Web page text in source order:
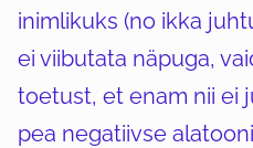
inimlikuks (no ikka
ei viibutata näpuga,
toetust, et enam nii ei
pea negatiivse